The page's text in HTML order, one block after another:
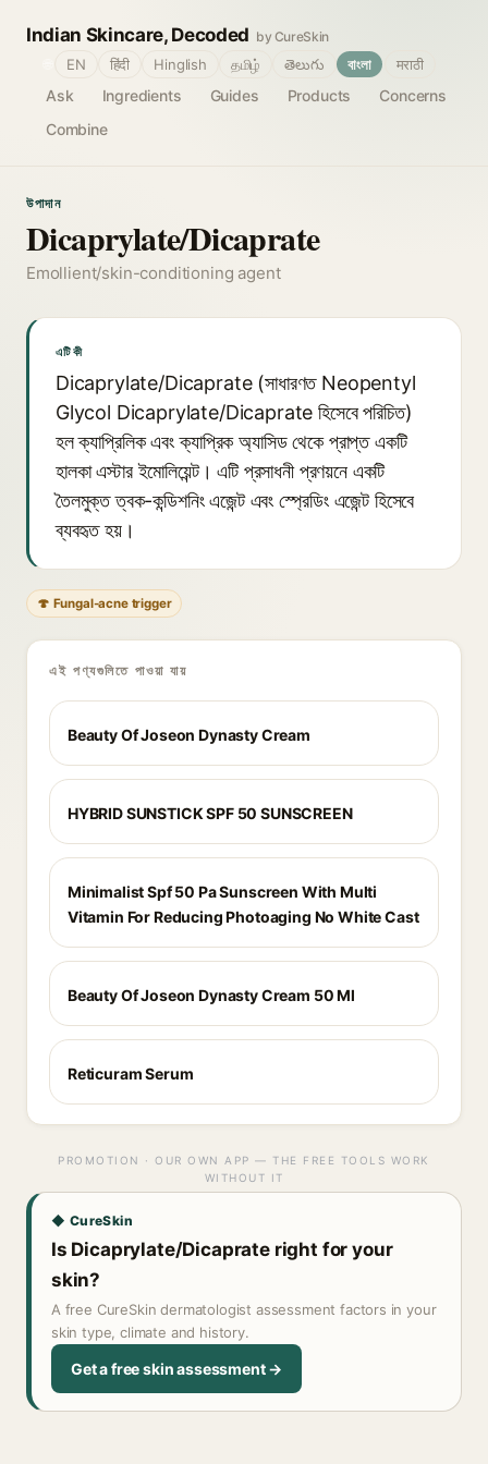
Indian Skincare, Decoded by CureSkin
Ask Ingredients Guides Products
Concerns
Combine
EN हिंदी Hinglish தமிழ் తెలుగు বাংলা मराठी
উপাদান
Dicaprylate/Dicaprate
Emollient/skin-conditioning agent
এটি কী
Dicaprylate/Dicaprate (সাধারণত Neopentyl
Glycol Dicaprylate/Dicaprate হিসেবে পরিচিত)
হল ক্যাপ্রিলিক এবং ক্যাপ্রিক অ্যাসিড থেকে প্রাপ্ত একটি
হালকা এস্টার ইমোলিয়েন্ট। এটি প্রসাধনী প্রণয়নে একটি
তৈলমুক্ত ত্বক-কন্ডিশনিং এজেন্ট এবং স্প্রেডিং এজেন্ট হিসেবে
ব্যবহৃত হয়।
🍄 Fungal-acne trigger
এই পণ্যগুলিতে পাওয়া যায়
Beauty Of Joseon Dynasty Cream
HYBRID SUNSTICK SPF 50 SUNSCREEN
Minimalist Spf 50 Pa Sunscreen With Multi
Vitamin For Reducing Photoaging No White Cast
Beauty Of Joseon Dynasty Cream 50 Ml
Reticuram Serum
PROMOTION · OUR OWN APP — THE FREE TOOLS WORK
WITHOUT IT
◆ CureSkin
Is Dicaprylate/Dicaprate right for your
skin?
A free CureSkin dermatologist assessment factors in your
skin type, climate and history.
Get a free skin assessment →